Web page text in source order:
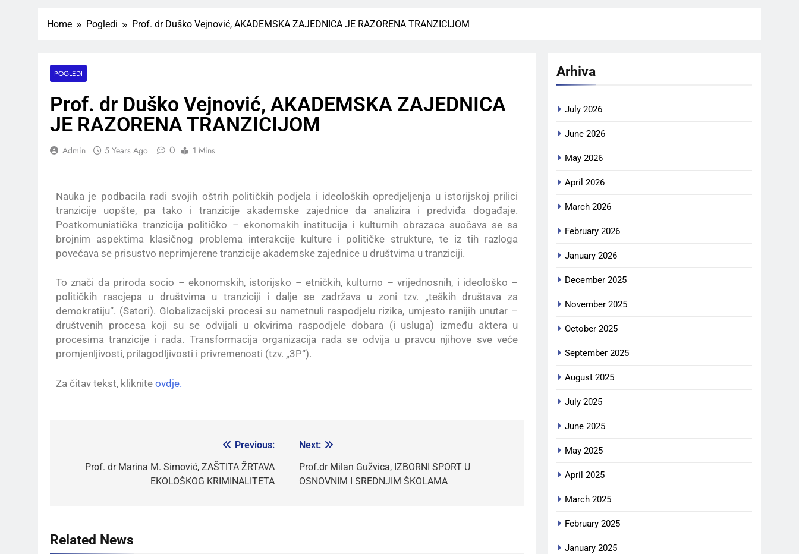
Home Pogledi Prof. dr Duško Vejnović, AKADEMSKA ZAJEDNICA JE RAZORENA TRANZICIJOM
POGLEDI
Prof. dr Duško Vejnović, AKADEMSKA ZAJEDNICA
JE RAZORENA TRANZICIJOM
Admin 5 Years Ago 0 1 Mins
Nauka je podbacila radi svojih oštrih političkih podjela i ideoloških opredjeljenja u istorijskoj prilici
tranzicije uopšte, pa tako i tranzicije akademske zajednice da analizira i predviđa događaje.
Postkomunistička tranzicija političko – ekonomskih institucija i kulturnih obrazaca suočava se sa
brojnim aspektima klasičnog problema interakcije kulture i političke strukture, te iz tih razloga
povećava se prisustvo neprimjerene tranzicije akademske zajednice u društvima u tranziciji.
To znači da priroda socio – ekonomskih, istorijsko – etničkih, kulturno – vrijednosnih, i ideološko –
političkih rascjepa u društvima u tranziciji i dalje se zadržava u zoni tzv. „teških društava za
demokratiju“. (Satori). Globalizacijski procesi su nametnuli raspodjelu rizika, umjesto ranijih unutar –
društvenih procesa koji su se odvijali u okvirima raspodjele dobara (i usluga) između aktera u
procesima tranzicije i rada. Transformacija organizacija rada se odvija u pravcu njihove sve veće
promjenljivosti, prilagodljivosti i privremenosti (tzv. „3P“).
Za čitav tekst, kliknite ovdje.
Previous:
Prof. dr Marina M. Simović, ZAŠTITA ŽRTAVA
EKOLOŠKOG KRIMINALITETA
Next:
Prof.dr Milan Gužvica, IZBORNI SPORT U
OSNOVNIM I SREDNJIM ŠKOLAMA
Related News
Arhiva
July 2026
June 2026
May 2026
April 2026
March 2026
February 2026
January 2026
December 2025
November 2025
October 2025
September 2025
August 2025
July 2025
June 2025
May 2025
April 2025
March 2025
February 2025
January 2025